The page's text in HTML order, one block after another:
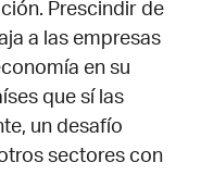
Prescindir de
a las empresas
en su
que sí las
un desafío
sectores con